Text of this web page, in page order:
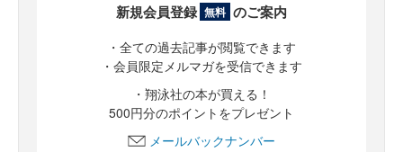
新規会員登録 無料 のご案内
・全ての過去記事が閲覧できます
・会員限定メルマガを受信できます
・翔泳社の本が買える！
500円分のポイントをプレゼント
メールバックナンバー